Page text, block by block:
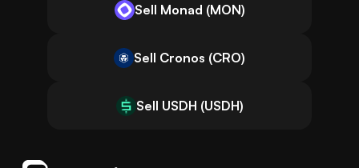
Sell Monad (MON)
Sell Cronos (CRO)
Sell USDH (USDH)